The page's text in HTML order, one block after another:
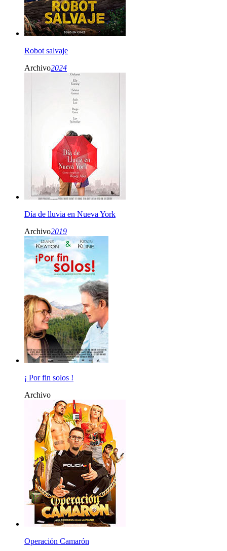
Robot salvaje
Archivo2024
Día de lluvia en Nueva York
Archivo2019
¡ Por fin solos !
Archivo
Operación Camarón